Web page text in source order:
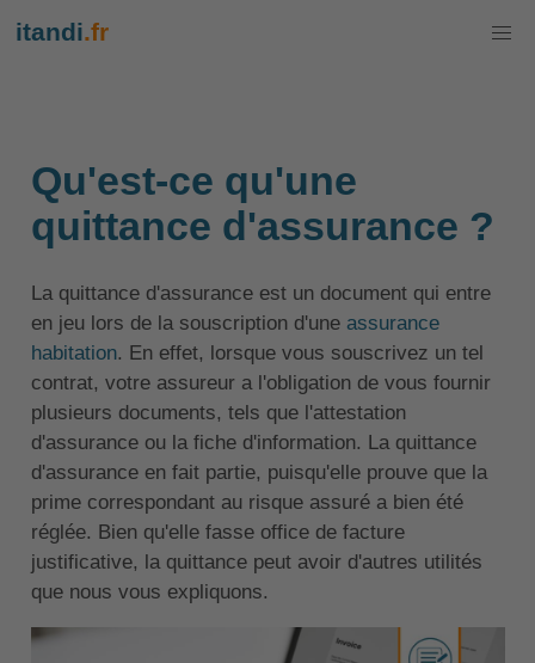
itandi.fr
Qu'est-ce qu'une
quittance d'assurance ?
La quittance d'assurance est un document qui entre
en jeu lors de la souscription d'une assurance
habitation. En effet, lorsque vous souscrivez un tel
contrat, votre assureur a l'obligation de vous fournir
plusieurs documents, tels que l'attestation
d'assurance ou la fiche d'information. La quittance
d'assurance en fait partie, puisqu'elle prouve que la
prime correspondant au risque assuré a bien été
réglée. Bien qu'elle fasse office de facture
justificative, la quittance peut avoir d'autres utilités
que nous vous expliquons.